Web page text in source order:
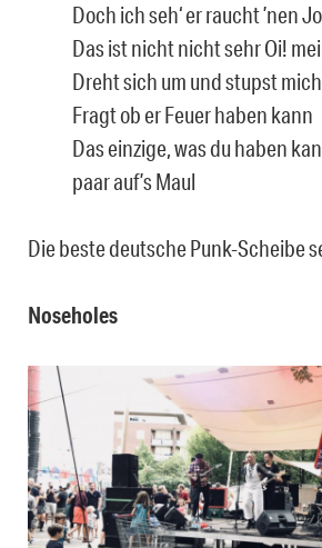
Doch ich seh‘ er raucht ’nen
Das ist nicht nicht sehr Oi!
Dreht sich um und stupst
Fragt ob er Feuer haben kann
Das einzige, was du haben
paar auf’s Maul
Die beste deutsche Punk-Scheibe
Noseholes